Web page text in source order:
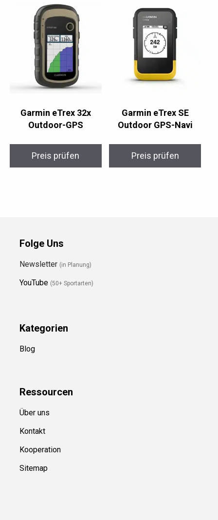
Garmin eTrex 32x
Outdoor-GPS
Preis prüfen
Garmin eTrex SE
Outdoor GPS-Navi
Preis prüfen
Folge Uns
Newsletter (in Planung)
YouTube (50+ Sportarten)
Kategorien
Blog
Ressourcen
Über uns
Kontakt
Kooperation
Sitemap